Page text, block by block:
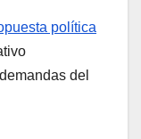
política
del